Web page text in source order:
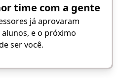
time com a gente
já aprovaram
e o próximo
ser você.